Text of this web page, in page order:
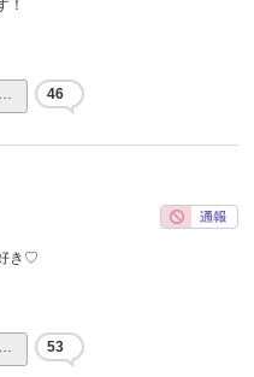
！
46
き♡
53